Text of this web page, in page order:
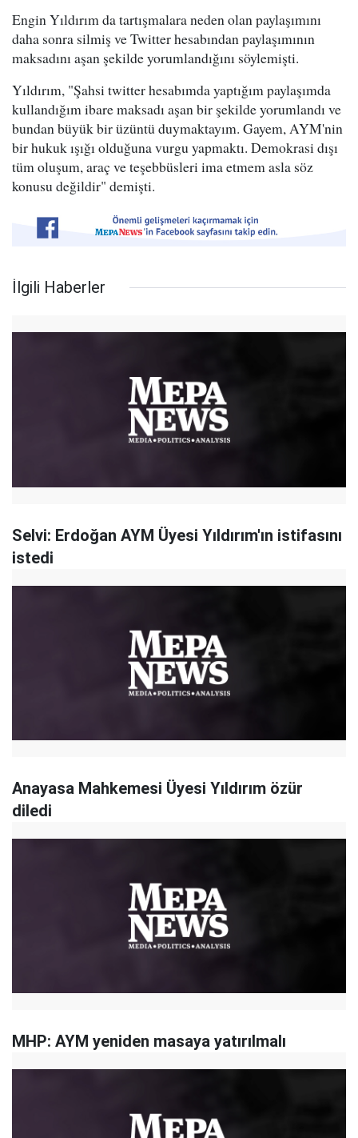
Engin Yıldırım da tartışmalara neden olan paylaşımını
daha sonra silmiş ve Twitter hesabından paylaşımının
maksadını aşan şekilde yorumlandığını söylemişti.
Yıldırım, "Şahsi twitter hesabımda yaptığım paylaşımda
kullandığım ibare maksadı aşan bir şekilde yorumlandı ve
bundan büyük bir üzüntü duymaktayım. Gayem, AYM'nin
bir hukuk ışığı olduğuna vurgu yapmaktı. Demokrasi dışı
tüm oluşum, araç ve teşebbüsleri ima etmem asla söz
konusu değildir" demişti.
İlgili Haberler
Selvi: Erdoğan AYM Üyesi Yıldırım'ın istifasını
istedi
Anayasa Mahkemesi Üyesi Yıldırım özür
diledi
MHP: AYM yeniden masaya yatırılmalı